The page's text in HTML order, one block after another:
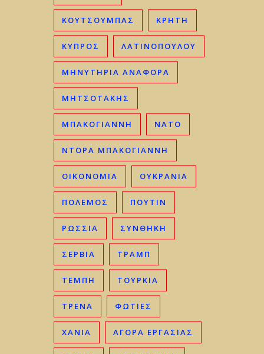
ΚΟΥΤΣΟΥΜΠΑΣ ΚΡΉΤΗ
ΚΎΠΡΟΣ ΛΑΤΙΝΟΠΟΥΛΟΥ
ΜΗΝΥΤΗΡΙΑ ΑΝΑΦΟΡΑ
ΜΗΤΣΟΤΆΚΗΣ
ΜΠΑΚΟΓΙΆΝΝΗ ΝΑΤΟ
ΝΤΟΡΑ ΜΠΑΚΟΓΙΑΝΝΗ
ΟΙΚΟΝΟΜΊΑ ΟΥΚΡΑΝΊΑ
ΠΟΛΕΜΟΣ ΠΟΥΤΙΝ
ΡΩΣΣΊΑ ΣΥΝΘΗΚΗ
ΣΕΡΒΊΑ ΤΡΑΜΠ
ΤΈΜΠΗ ΤΟΥΡΚΊΑ
ΤΡΈΝΑ ΦΩΤΙΈΣ
ΧΑΝΙΆ ΑΓΟΡΆ ΕΡΓΑΣΊΑΣ